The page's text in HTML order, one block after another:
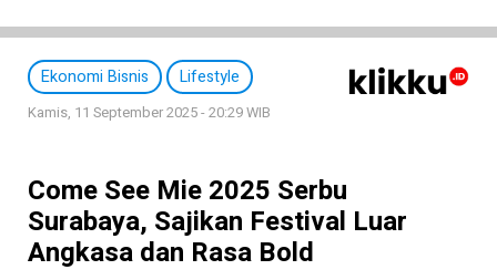
Ekonomi Bisnis Lifestyle
Kamis, 11 September 2025 - 20:29 WIB
Come See Mie 2025 Serbu
Surabaya, Sajikan Festival Luar
Angkasa dan Rasa Bold